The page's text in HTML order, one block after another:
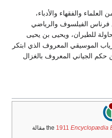
والفقهاء والأدباء،
فرناس الفيلسوف والرياضي
للطيران، ويحيى بن يحيى
الموسيقي المعروف الذي ابتكر
حكم الجياني المعروف بالغزال
1911 Encyclopædia
مقالة